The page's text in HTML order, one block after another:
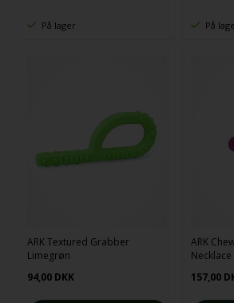
På lager På
ARK Textured Grabber
Limegrøn
94,00 DKK
ARK
Necklace
157,00